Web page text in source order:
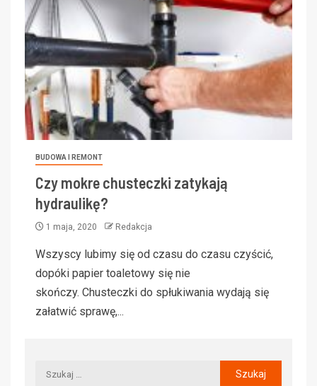
BUDOWA I REMONT
Czy mokre chusteczki zatykają
hydraulikę?
1 maja, 2020 Redakcja
Wszyscy lubimy się od czasu do czasu czyścić,
dopóki papier toaletowy się nie
skończy. Chusteczki do spłukiwania wydają się
załatwić sprawę,...